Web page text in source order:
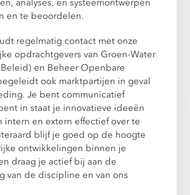
en te beoordelen.
regelmatig contact met onze
opdrachtgevers van Groen-Water
en Beheer Openbare
ook marktpartijen in geval
Je bent communicatief
in staat je innovatieve ideeën
intern en extern effectief over te
blijf je goed op de hoogte
ontwikkelingen binnen je
draag je actief bij aan de
van de discipline en van ons